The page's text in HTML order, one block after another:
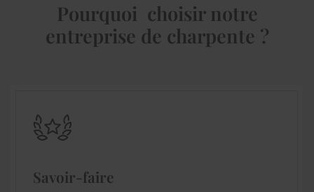
Pourquoi choisir notre
entreprise de charpente ?
Savoir-faire